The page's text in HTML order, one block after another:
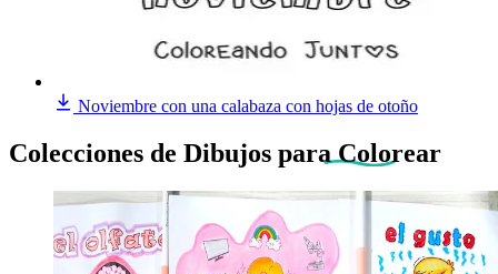
Noviembre con una calabaza con hojas de otoño
Colecciones de Dibujos para Colorear